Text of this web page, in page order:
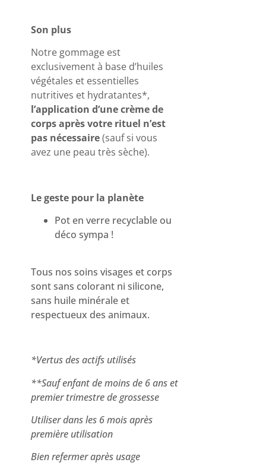
Son plus
Notre gommage est
exclusivement à base d’huiles
végétales et essentielles
nutritives et hydratantes*,
l’application d’une crème de
corps après votre rituel n’est
pas nécessaire(sauf si vous
avez une peau très sèche).
Le geste pour la planète
Pot en verre recyclable ou
déco sympa !
Tous nos soins visages et corps
sont sans colorant ni silicone,
sans huile minérale et
respectueux des animaux.
*Vertus des actifs utilisés
**Sauf enfant de moins de 6 ans et
premier trimestre de grossesse
Utiliser dans les 6 mois après
première utilisation
Bien refermer après usage